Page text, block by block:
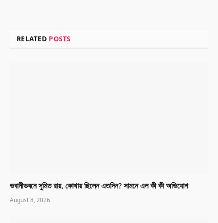
RELATED POSTS
ভবানীভবনে সুমিত রায়, কোথায় ছিলেন এতদিন? সামনে এল কী কী অভিযোগ
August 8, 2026